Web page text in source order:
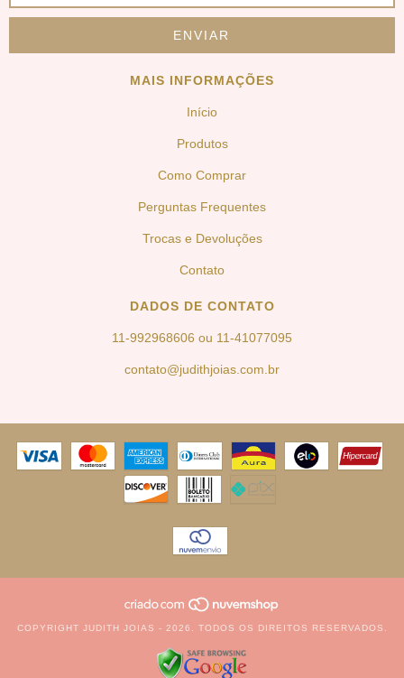
MAIS INFORMAÇÕES
Início
Produtos
Como Comprar
Perguntas Frequentes
Trocas e Devoluções
Contato
DADOS DE CONTATO
11-992968606 ou 11-41077095
contato@judithjoias.com.br
COPYRIGHT JUDITH JOIAS - 2026. TODOS OS DIREITOS RESERVADOS.